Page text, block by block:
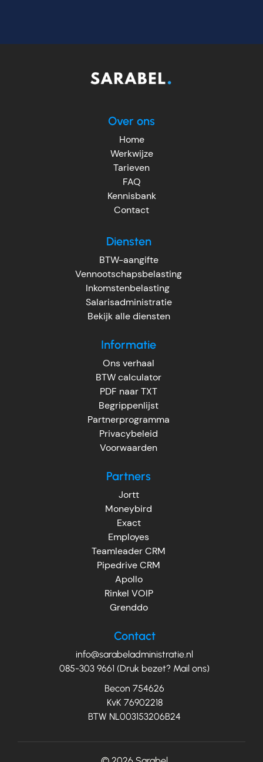
Over ons
Home
Werkwijze
Tarieven
FAQ
Kennisbank
Contact
Diensten
BTW-aangifte
Vennootschapsbelasting
Inkomstenbelasting
Salarisadministratie
Bekijk alle diensten
Informatie
Ons verhaal
BTW calculator
PDF naar TXT
Begrippenlijst
Partnerprogramma
Privacybeleid
Voorwaarden
Partners
Jortt
Moneybird
Exact
Employes
Teamleader CRM
Pipedrive CRM
Apollo
Rinkel VOIP
Grenddo
Contact
info@sarabeladministratie.nl
085-303 9661 (Druk bezet? Mail ons)
Becon 754626
KvK 76902218
BTW NL003153206B24